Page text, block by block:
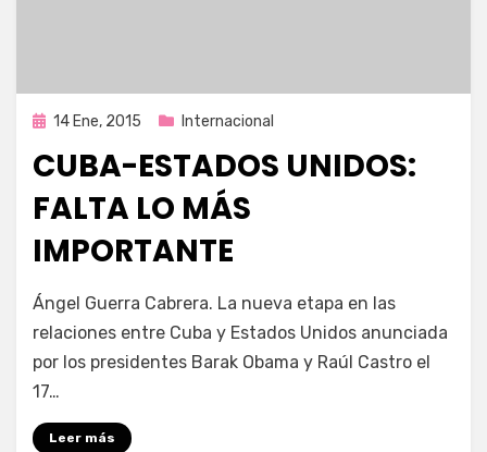
Publicada
14 Ene, 2015 Internacional
CUBA-ESTADOS UNIDOS:
FALTA LO MÁS
IMPORTANTE
por Enrique
Ángel Guerra Cabrera. La nueva etapa en las
relaciones entre Cuba y Estados Unidos anunciada
por los presidentes Barak Obama y Raúl Castro el
17…
Leer más